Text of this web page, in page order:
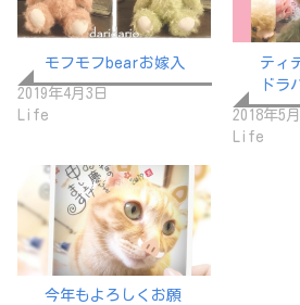
モフモフbearお嫁入
2019年4月3日
Life
ティ
ドラ
2018年5
Life
今年もよろしくお願